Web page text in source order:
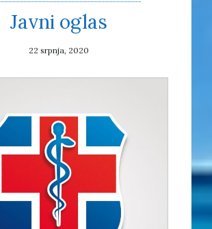
Javni oglas
22 srpnja, 2020